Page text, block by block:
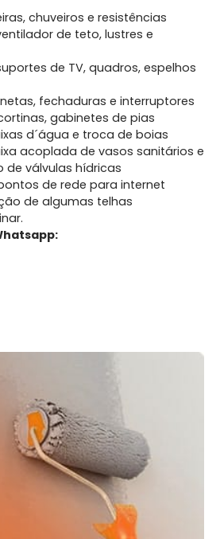
chuveiros e resistências
de teto, lustres e
de TV, quadros, espelhos
fechaduras e interruptores
gabinetes de pias
d´água e troca de boias
acoplada de vasos sanitários e
de válvulas hídricas
de rede para internet
de algumas telhas